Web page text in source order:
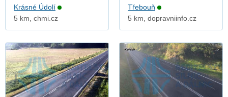
Krásné Údolí
5 km, chmi.cz
Třebouň
5 km, dopravniinfo.cz